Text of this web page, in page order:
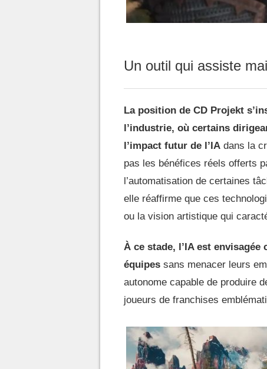
Un outil qui assiste
La position de CD Projekt
l’industrie, où certains
l’impact futur de l’IA dans la
pas les bénéfices réels offerts
l’automatisation de certaines
elle réaffirme que ces
ou la vision artistique qui
À ce stade, l’IA est
équipes sans menacer leurs
autonome capable de produire
joueurs de franchises